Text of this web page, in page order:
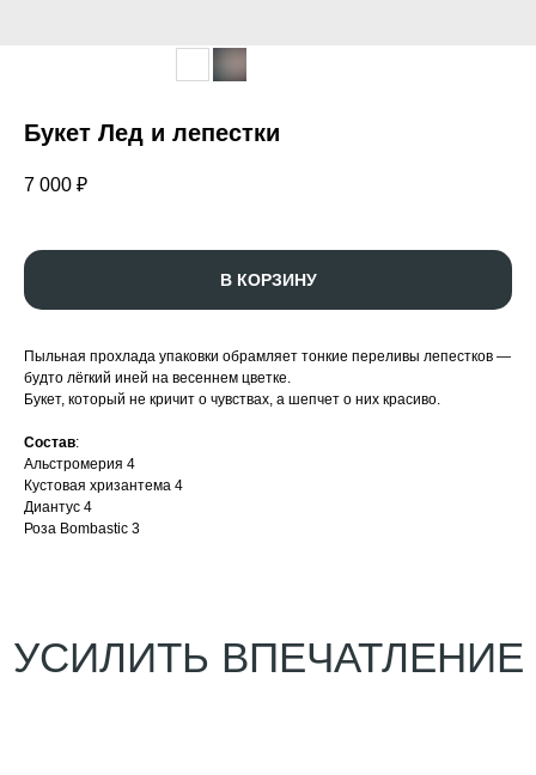
Букет Лед и лепестки
7 000 ₽
В КОРЗИНУ
Пыльная прохлада упаковки обрамляет тонкие переливы лепестков —
будто лёгкий иней на весеннем цветке.
Букет, который не кричит о чувствах, а шепчет о них красиво.
Состав:
Альстромерия 4
Кустовая хризантема 4
Диантус 4
Роза Bombastic 3